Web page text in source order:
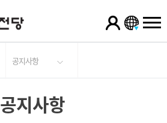
공지사항
공지사항